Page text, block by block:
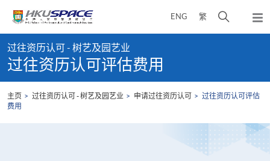
content
ENG 繁
开
面
弹
出
content
start
过往资历认可 - 树艺及园艺业
过往资历认可评估费用
主页 过往资历认可 - 树艺及园艺业 申请过往资历认可
过往资历认可评估
费用